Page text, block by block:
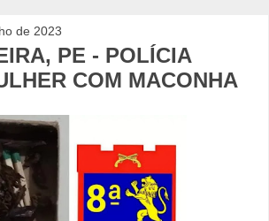
de 2023
PE - POLÍCIA
COM MACONHA